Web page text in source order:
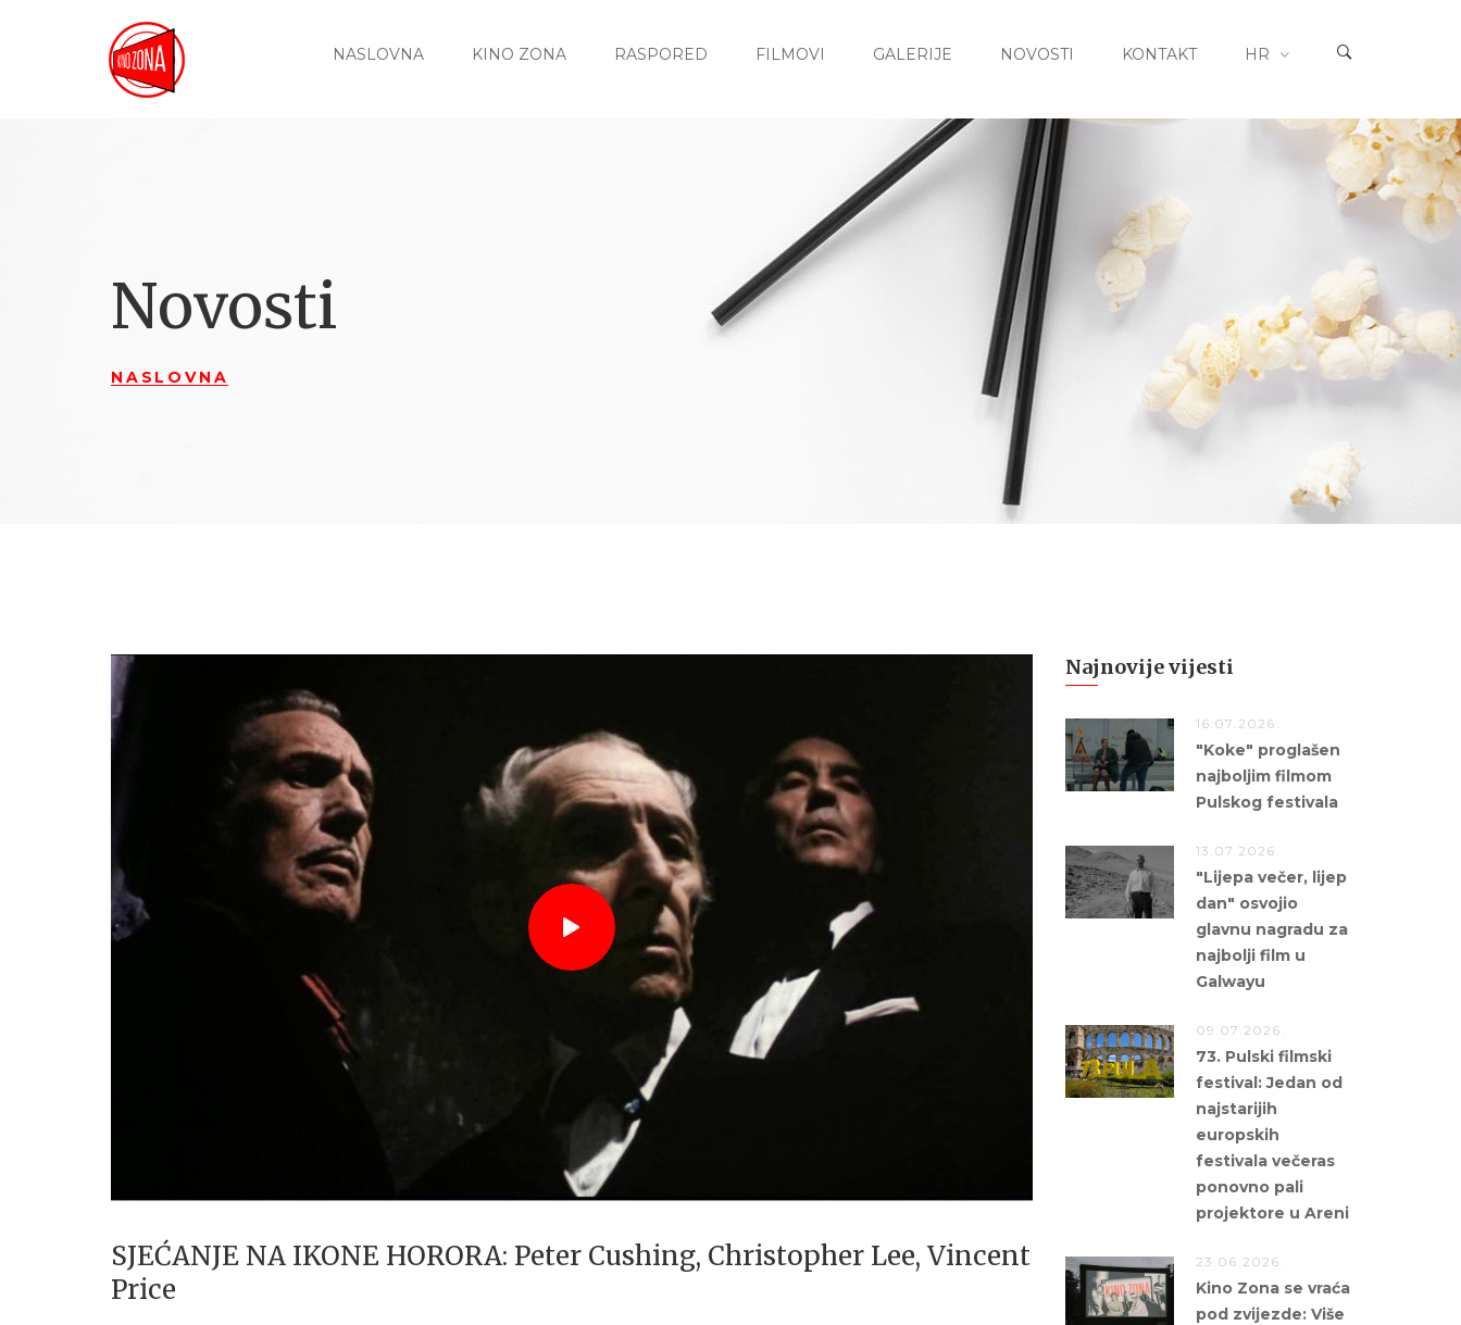
NASLOVNA KINO ZONA RASPORED FILMOVI GALERIJE NOVOSTI KONTAKT HR
Novosti
NASLOVNA
SJEĆANJE NA IKONE HORORA: Peter Cushing, Christopher Lee, Vincent
Price
Najnovije vijesti
16.07.2026.
"Koke" proglašen
najboljim filmom
Pulskog festivala
13.07.2026.
"Lijepa večer, lijep
dan" osvojio
glavnu nagradu za
najbolji film u
Galwayu
09.07.2026.
73. Pulski filmski
festival: Jedan od
najstarijih
europskih
festivala večeras
ponovno pali
projektore u Areni
23.06.2026.
Kino Zona se vraća
pod zvijezde: Više